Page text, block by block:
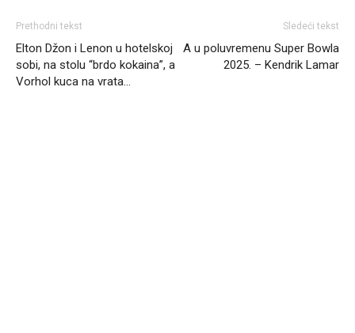
Prethodni tekst
Elton Džon i Lenon u hotelskoj
sobi, na stolu “brdo kokaina”, a
Vorhol kuca na vrata…
Sledeći tekst
A u poluvremenu Super Bowla
2025. – Kendrik Lamar